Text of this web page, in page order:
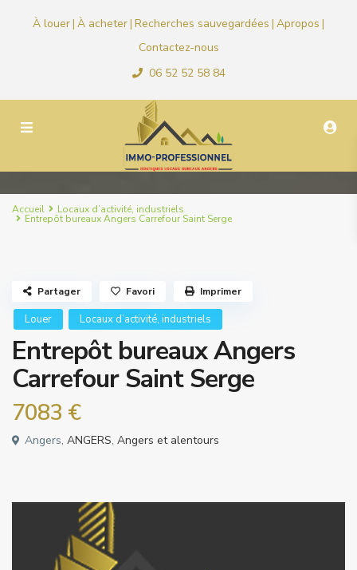
À louer| À acheter| Recherches sauvegardées | Apropos |
Contactez-nous
06 52 52 58 84
Accueil Locaux d’activité, industriels
Entrepôt bureaux Angers Carrefour Saint Serge
Louer Locaux d’activité, industriels
Entrepôt bureaux Angers
Carrefour Saint Serge
7083 €
Angers, ANGERS, Angers et alentours
Partager Favori Imprimer